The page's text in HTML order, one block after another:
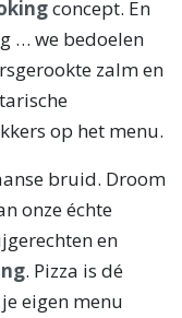
concept. En
… we bedoelen
zalm en
op het menu.
bruid. Droom
onze échte
en
. Pizza is dé
eigen menu